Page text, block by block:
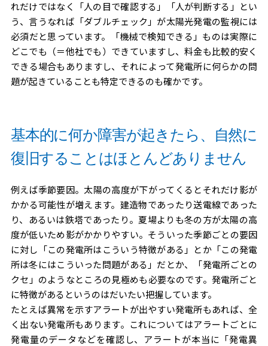
れだけではなく「人の目で確認する」「人が判断する」とい
う、言うなれば「ダブルチェック」が太陽光発電の監視には
必須だと思っています。「機械で検知できる」ものは実際に
どこでも（＝他社でも）できていますし、料金も比較的安く
できる場合もありますし、それによって発電所に何らかの問
題が起きていることも特定できるのも確かです。
基本的に何か障害が起きたら、自然に
復旧することはほとんどありません
例えば季節要因。太陽の高度が下がってくるとそれだけ影が
かかる可能性が増えます。建造物であったり送電線であった
り、あるいは鉄塔であったり。夏場よりも冬の方が太陽の高
度が低いため影がかかりやすい。そういった季節ごとの要因
に対し「この発電所はこういう特徴がある」とか「この発電
所は冬にはこういった問題がある」だとか、「発電所ごとの
クセ」のようなところの見極めも必要なのです。発電所ごと
に特徴があるというのはだいたい把握しています。
たとえば異常を示すアラートが出やすい発電所もあれば、全
く出ない発電所もあります。これについてはアラートごとに
発電量のデータなどを確認し、アラートが本当に「発電異